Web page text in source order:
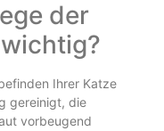
der
Ihrer Katze
gereinigt, die
vorbeugend